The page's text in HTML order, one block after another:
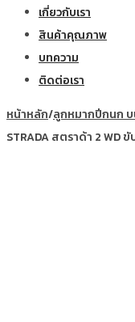
เกี่ยวกับเรา
สินค้าคุณภาพ
บทความ
ติดต่อเรา
หน้าหลัก/ลูกหมากปีกนก
STRADA สตราด้า 2 WD ขั